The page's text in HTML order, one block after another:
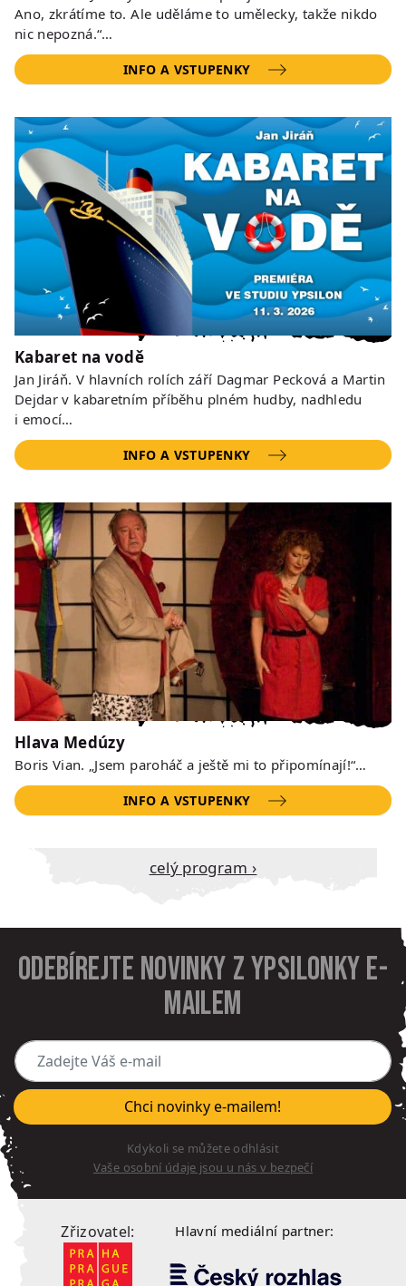
Ano, zkrátíme to. Ale uděláme to umělecky, takže nikdo
nic nepozná.“…
INFO A VSTUPENKY
Kabaret na vodě
Jan Jiráň. V hlavních rolích září Dagmar Pecková a Martin
Dejdar v kabaretním příběhu plném hudby, nadhledu
i emocí…
INFO A VSTUPENKY
Hlava Medúzy
Boris Vian. „Jsem paroháč a ještě mi to připomínají!“…
INFO A VSTUPENKY
Celý program ›
Odebírejte novinky z Ypsilonky e-
mailem
Zadejte Váš e-mail
Chci novinky e-mailem!
Kdykoli se můžete odhlásit
Vaše osobní údaje jsou u nás v bezpečí
Zřizovatel: Hlavní mediální partner: